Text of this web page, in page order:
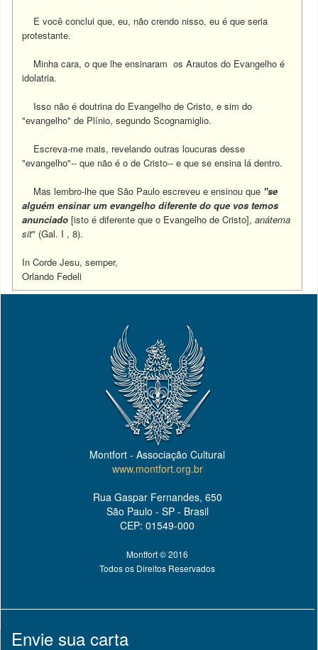
E você conclui que, eu, não crendo nisso, eu é que seria
protestante.
Minha cara, o que lhe ensinaram os Arautos do Evangelho é
idolatria.
Isso não é doutrina do Evangelho de Cristo, e sim do
"evangelho" de Plínio, segundo Scognamiglio.
Escreva-me mais, revelando outras loucuras desse
"evangelho"-- que não é o de Cristo-- e que se ensina lá dentro.
Mas lembro-lhe que São Paulo escreveu e ensinou que "se
alguém ensinar um evangelho diferente do que vos temos
anunciado [isto é diferente que o Evangelho de Cristo],anátema
sit" (Gal. I , 8).
In Corde Jesu, semper,
Orlando Fedeli
Montfort - Associação Cultural
www.montfort.org.br
Rua Gaspar Fernandes, 650
São Paulo - SP - Brasil
CEP: 01549-000
Montfort © 2016
Todos os Direitos Reservados
Envie sua carta